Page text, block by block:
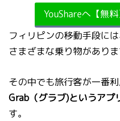
YouShareへ【無
フィリピンの移動手段に
さまざまな乗り物がありま
その中でも旅行客が一番利
Grab（グラブ)というアプ
す。